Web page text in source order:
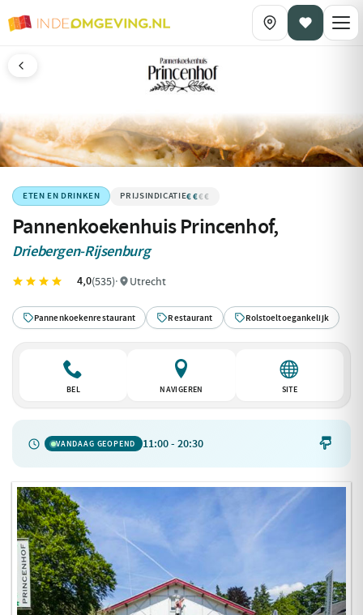
ETEN EN DRINKEN €€
€€€€
Pannenkoekenhuis Princenhof,
Driebergen-Rijsenburg
4,0(535)· Utrecht
Pannenkoekenrestaurant Restaurant Rolstoeltoegankelijk
BEL NAVIGEREN SITE
VANDAAG GEOPEND 11:00 - 20:30 